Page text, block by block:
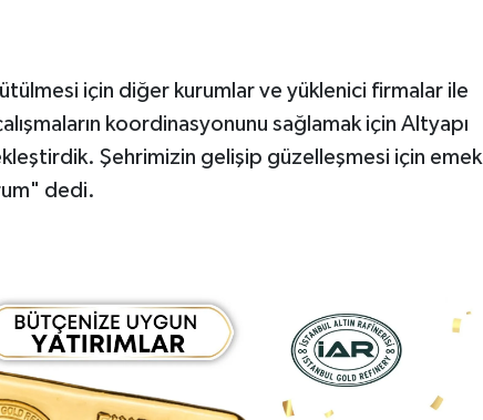
için diğer kurumlar ve yüklenici firmalar ile
koordinasyonunu sağlamak için Altyapı
Şehrimizin gelişip güzelleşmesi için emek
dedi.